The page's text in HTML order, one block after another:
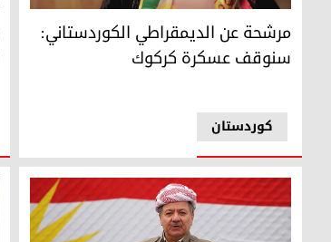
آهنك جباري
کوردستان
مرشحة عن الديمقراطي الكوردستاني:
سنوقف عسكرة كركوك